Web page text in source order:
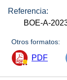
Referencia:
BOE-A-
Otros formatos:
PDF